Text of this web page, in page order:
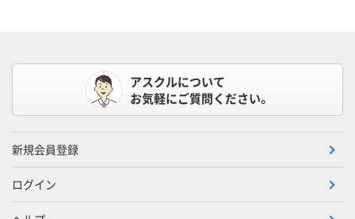
アスクルについて
お気軽にご質問ください。
新規会員登録
ログイン